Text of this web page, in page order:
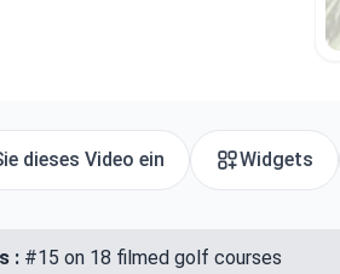
dieses Video ein Widgets
:#15 on 18 filmed golf courses